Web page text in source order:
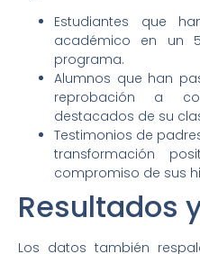
Estudiantes que
académico en un
programa.
Alumnos que han
reprobación a
destacados de su
Testimonios de
transformación
compromiso de sus
Resultados
Los datos también